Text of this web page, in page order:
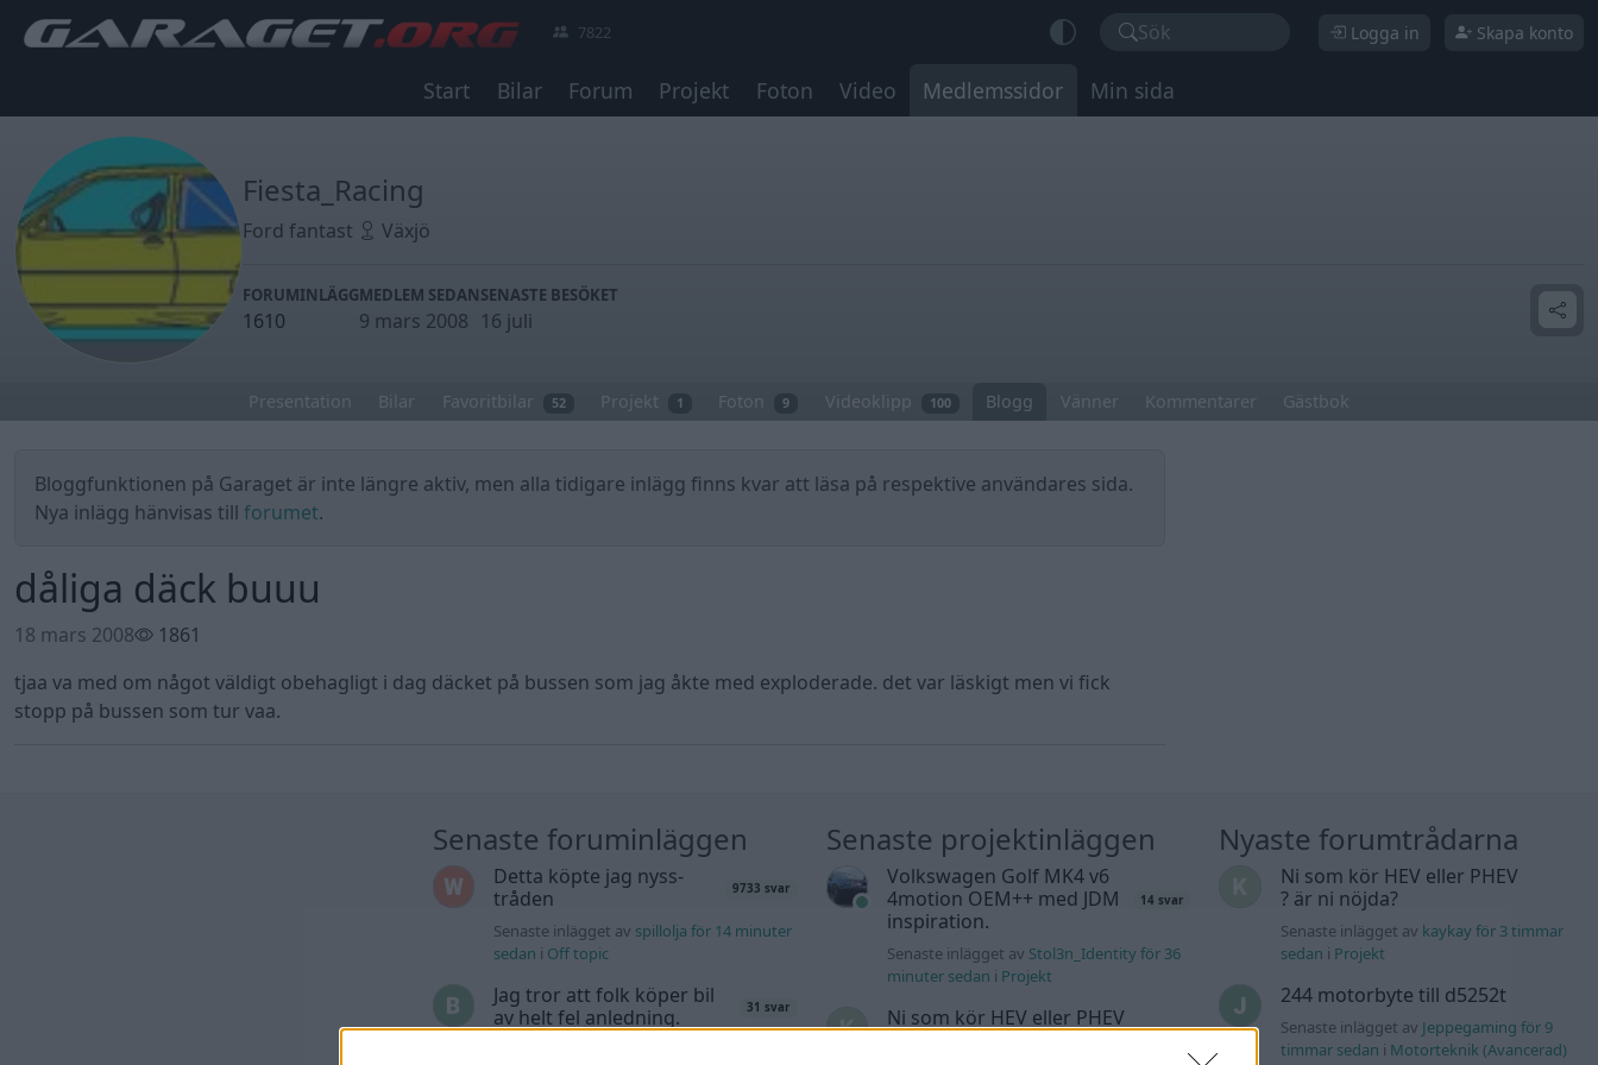
7822 Sök Logga in Skapa konto
Start Bilar Forum Projekt Foton Video Medlemssidor Min sida
Fiesta_Racing
Ford fantast Växjö
FORUMINLÄGG
1610
MEDLEM SEDAN
9 mars 2008
SENASTE BESÖKET
16 juli
Presentation Bilar Favoritbilar 52 Projekt 1 Foton 9 Videoklipp 100 Blogg Vänner Kommentarer Gästbok
Bloggfunktionen på Garaget är inte längre aktiv, men alla tidigare inlägg finns kvar att läsa på respektive användares sida.
Nya inlägg hänvisas till forumet.
dåliga däck buuu
18 mars 2008
1861
tjaa va med om något väldigt obehagligt i dag däcket på bussen som jag åkte med exploderade. det var läskigt men vi fick
stopp på bussen som tur vaa.
Senaste foruminläggen
Detta köpte jag nyss-
tråden
9733 svar
Senaste inlägget av spillolja för 14 minuter
sedan i Off topic
Jag tror att folk köper bil
av helt fel anledning.
31 svar
Senaste projektinläggen
Volkswagen Golf MK4 v6
4motion OEM++ med JDM
inspiration.
14 svar
Senaste inlägget av Stol3n_Identity för 36
minuter sedan i Projekt
Ni som kör HEV eller PHEV
Nyaste forumtrådarna
Ni som kör HEV eller PHEV
? är ni nöjda?
Senaste inlägget av kaykay för 3 timmar
sedan i Projekt
244 motorbyte till d5252t
Senaste inlägget av Jeppegaming för 9
timmar sedan i Motorteknik (Avancerad)